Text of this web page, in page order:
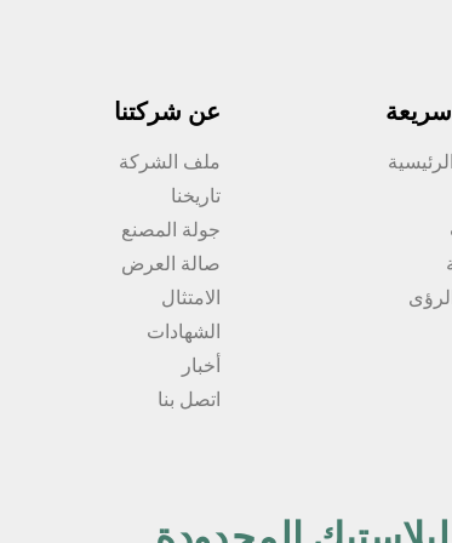
عن شركتنا
ملف الشركة
تاريخنا
جولة المصنع
صالة العرض
الامتثال
الشهادات
أخبار
اتصل بنا